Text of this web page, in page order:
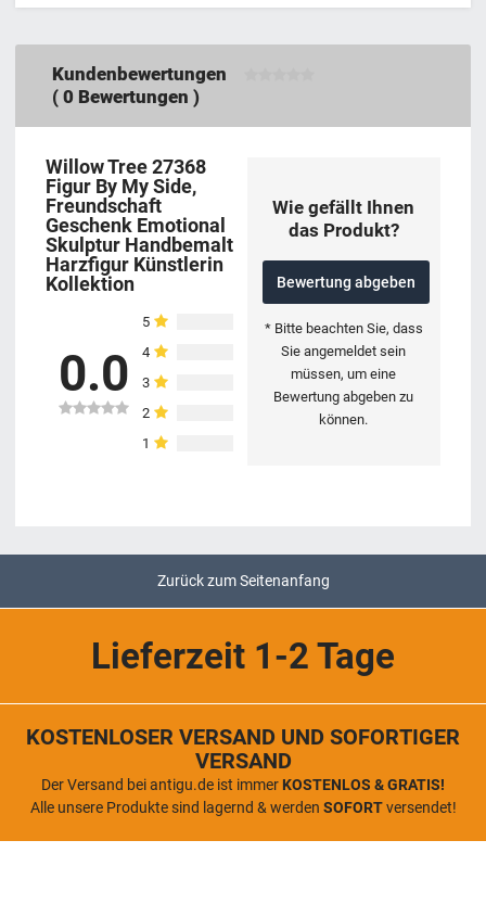
Kundenbewertungen
( 0 Bewertungen )
Willow Tree 27368
Figur By My Side,
Freundschaft
Geschenk Emotional
Skulptur Handbemalt
Harzfigur Künstlerin
Kollektion
0.0
5
4
3
2
1
Wie gefällt Ihnen
das Produkt?
Bewertung abgeben
* Bitte beachten Sie, dass
Sie angemeldet sein
müssen, um eine
Bewertung abgeben zu
können.
Zurück zum Seitenanfang
Lieferzeit 1-2 Tage
KOSTENLOSER VERSAND UND SOFORTIGER
VERSAND
Der Versand bei antigu.de ist immer KOSTENLOS & GRATIS!
Alle unsere Produkte sind lagernd & werden SOFORTversendet!